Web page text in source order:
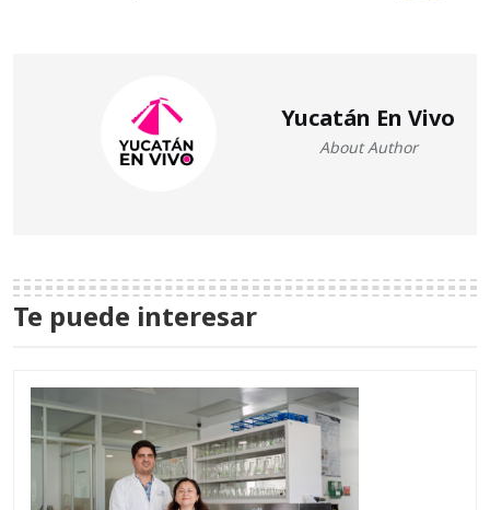
Yucatán En Vivo
About Author
Te puede interesar